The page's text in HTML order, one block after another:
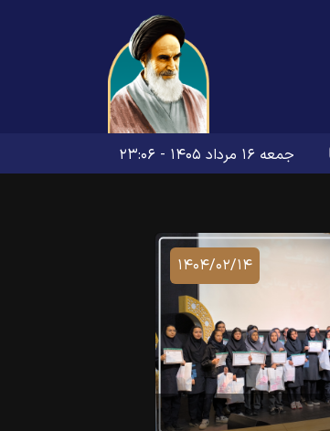
جمعه ۱۶ مرداد ۱۴۰۵ - ۲۳:۰۶
۱۴۰۴/۰۲/۱۴